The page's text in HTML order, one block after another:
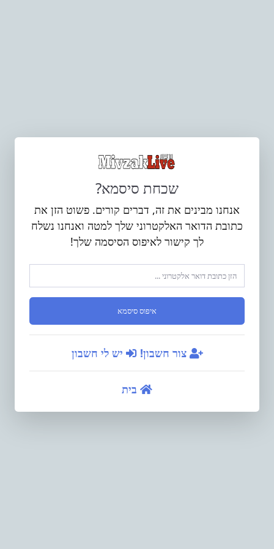
שכחת סיסמא?
אנחנו מבינים את זה, דברים קורים. פשוט הזן את
כתובת הדואר האלקטרוני שלך למטה ואנחנו נשלח
לך קישור לאיפוס הסיסמה שלך!
איפוס סיסמא
צור חשבון! יש לי חשבון
בית